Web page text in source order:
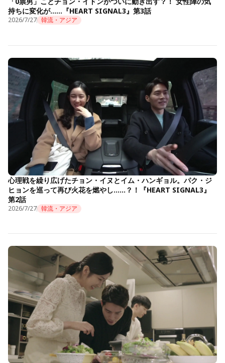
持ちに変化が……『HEART SIGNAL3』第3話
2026/7/27 韓流・アジア
心理戦を繰り広げたチョン・イヌとイム・ハンギョル。パク・ジ
ヒョンを巡って再び火花を燃やし……？！『HEART SIGNAL3』
第2話
2026/7/27 韓流・アジア